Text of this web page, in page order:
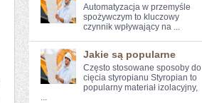
Automatyzacja w przemyśle
spożywczym to kluczowy⁤
czynnik wpływający na ...
Jakie są popularne
Często stosowane sposoby do
cięcia styropianu Styropian to
popularny materiał izolacyjny,
...